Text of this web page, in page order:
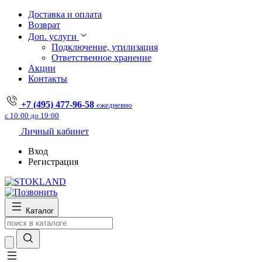
Доставка и оплата
Возврат
Доп. услуги
Подключение, утилизация
Ответственное хранение
Акции
Контакты
+7 (495) 477-96-58 ежедневно
с 10:00 до 19:00
Личный кабинет
Вход
Регистрация
Каталог